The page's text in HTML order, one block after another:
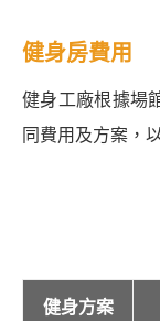
健身房費用
健身工廠根據場
同費用及方案，
健身方案